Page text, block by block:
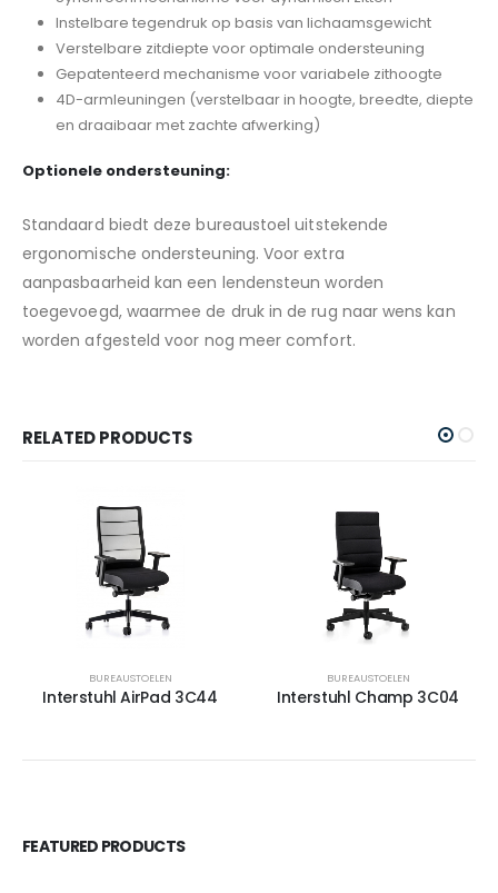
Instelbare tegendruk op basis van lichaamsgewicht
Verstelbare zitdiepte voor optimale ondersteuning
Gepatenteerd mechanisme voor variabele zithoogte
4D-armleuningen (verstelbaar in hoogte, breedte, diepte
en draaibaar met zachte afwerking)
Optionele ondersteuning:
Standaard biedt deze bureaustoel uitstekende
ergonomische ondersteuning. Voor extra
aanpasbaarheid kan een lendensteun worden
toegevoegd, waarmee de druk in de rug naar wens kan
worden afgesteld voor nog meer comfort.
RELATED PRODUCTS
BUREAUSTOELEN
Interstuhl AirPad 3C44
BUREAUSTOELEN
Interstuhl Champ 3C04
FEATURED PRODUCTS